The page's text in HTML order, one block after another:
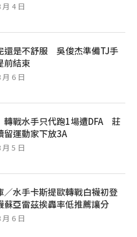
月 4 日
還是不舒服 吳俊杰準備TJ手
前結束
月 6 日
轉戰水手只代跑1場遭DFA 莊
留運動家下放3A
月 5 日
／水手卡斯提歐轉戰白襪初登
亞雷茲挨轟率低推薦讓分
月 6 日